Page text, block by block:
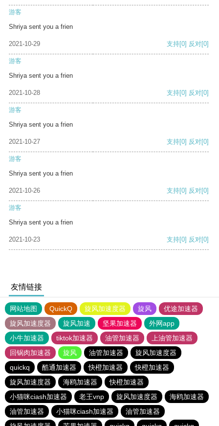
游客
Shriya sent you a frien
2021-10-29 支持[0] 反对[0]
游客
Shriya sent you a frien
2021-10-28 支持[0] 反对[0]
游客
Shriya sent you a frien
2021-10-27 支持[0] 反对[0]
游客
Shriya sent you a frien
2021-10-26 支持[0] 反对[0]
游客
Shriya sent you a frien
2021-10-23 支持[0] 反对[0]
友情链接
网站地图 QuickQ 旋风加速度器 旋风
优途加速器
旋风加速度器
旋风加速 坚果加速器
外网app
小牛加速器
tiktok加速器 油管加速器
上油管加速器
回锅肉加速器
旋风 油管加速器
旋风加速度器
quickq
酷通加速器 快橙加速器
快橙加速器
旋风加速度器
海鸥加速器
快橙加速器
小猫咪ciash加速器
老王vnp 旋风加速度器
海鸥加速器
油管加速器
小猫咪ciash加速器
油管加速器